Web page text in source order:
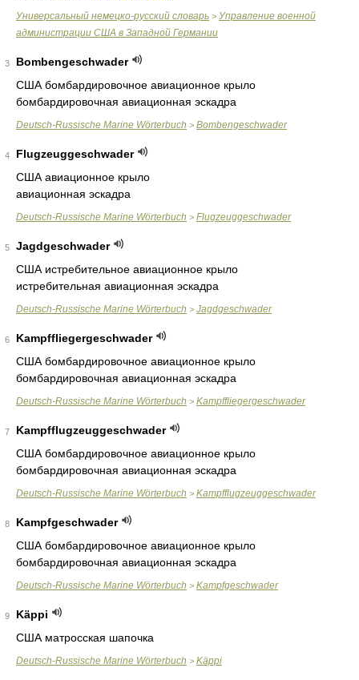
Универсальный немецко-русский словарь > Управление военной
администрации США в Западной Германии
3
Bombengeschwader
США бомбардировочное авиационное крыло
бомбардировочная авиационная эскадра
Deutsch-Russische Marine Wörterbuch > Bombengeschwader
4
Flugzeuggeschwader
США авиационное крыло
авиационная эскадра
Deutsch-Russische Marine Wörterbuch > Flugzeuggeschwader
5
Jagdgeschwader
США истребительное авиационное крыло
истребительная авиационная эскадра
Deutsch-Russische Marine Wörterbuch > Jagdgeschwader
6
Kampffliegergeschwader
США бомбардировочное авиационное крыло
бомбардировочная авиационная эскадра
Deutsch-Russische Marine Wörterbuch > Kampffliegergeschwader
7
Kampfflugzeuggeschwader
США бомбардировочное авиационное крыло
бомбардировочная авиационная эскадра
Deutsch-Russische Marine Wörterbuch > Kampfflugzeuggeschwader
8
Kampfgeschwader
США бомбардировочное авиационное крыло
бомбардировочная авиационная эскадра
Deutsch-Russische Marine Wörterbuch > Kampfgeschwader
9
Käppi
США матросская шапочка
Deutsch-Russische Marine Wörterbuch > Käppi